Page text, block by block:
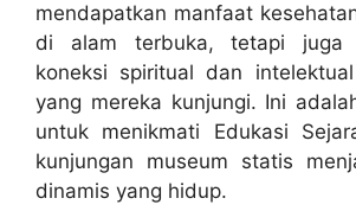
mendapatkan manfaat
di alam terbuka, tetapi juga
koneksi spiritual dan
yang mereka kunjungi. Ini
untuk menikmati Edukasi
kunjungan museum statis
dinamis yang hidup.